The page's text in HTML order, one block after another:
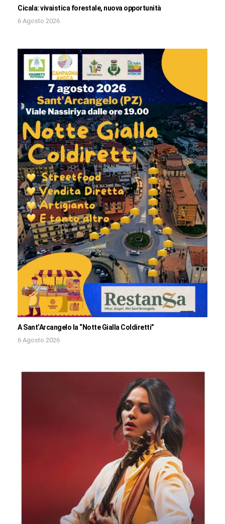
Cicala: vivaistica forestale, nuova opportunità
6 Agosto 2026
A Sant’Arcangelo la “Notte Gialla Coldiretti”
6 Agosto 2026